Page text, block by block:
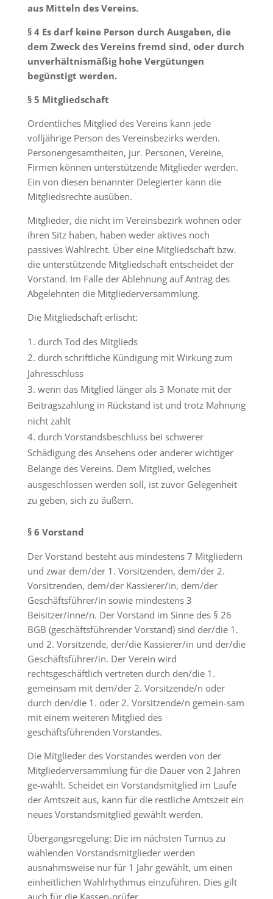
aus Mitteln des Vereins.
§ 4 Es darf keine Person durch Ausgaben, die
dem Zweck des Vereins fremd sind, oder durch
unverhältnismäßig hohe Vergütungen
begünstigt werden.
§ 5 Mitgliedschaft
Ordentliches Mitglied des Vereins kann jede
volljährige Person des Vereinsbezirks werden.
Personengesamtheiten, jur. Personen, Vereine,
Firmen können unterstützende Mitglieder werden.
Ein von diesen benannter Delegierter kann die
Mitgliedsrechte ausüben.
Mitglieder, die nicht im Vereinsbezirk wohnen oder
ihren Sitz haben, haben weder aktives noch
passives Wahlrecht. Über eine Mitgliedschaft bzw.
die unterstützende Mitgliedschaft entscheidet der
Vorstand. Im Falle der Ablehnung auf Antrag des
Abgelehnten die Mitgliederversammlung.
Die Mitgliedschaft erlischt:
durch Tod des Mitglieds
durch schriftliche Kündigung mit Wirkung zum
Jahresschluss
wenn das Mitglied länger als 3 Monate mit der
Beitragszahlung in Rückstand ist und trotz Mahnung
nicht zahlt
durch Vorstandsbeschluss bei schwerer
Schädigung des Ansehens oder anderer wichtiger
Belange des Vereins. Dem Mitglied, welches
ausgeschlossen werden soll, ist zuvor Gelegenheit
zu geben, sich zu äußern.
§ 6 Vorstand
Der Vorstand besteht aus mindestens 7 Mitgliedern
und zwar dem/der 1. Vorsitzenden, dem/der 2.
Vorsitzenden, dem/der Kassierer/in, dem/der
Geschäftsführer/in sowie mindestens 3
Beisitzer/inne/n. Der Vorstand im Sinne des § 26
BGB (geschäftsführender Vorstand) sind der/die 1.
und 2. Vorsitzende, der/die Kassierer/in und der/die
Geschäftsführer/in. Der Verein wird
rechtsgeschäftlich vertreten durch den/die 1.
gemeinsam mit dem/der 2. Vorsitzende/n oder
durch den/die 1. oder 2. Vorsitzende/n gemein-sam
mit einem weiteren Mitglied des
geschäftsführenden Vorstandes.
Die Mitglieder des Vorstandes werden von der
Mitgliederversammlung für die Dauer von 2 Jahren
ge-wählt. Scheidet ein Vorstandsmitglied im Laufe
der Amtszeit aus, kann für die restliche Amtszeit ein
neues Vorstandsmitglied gewählt werden.
Übergangsregelung: Die im nächsten Turnus zu
wählenden Vorstandsmitglieder werden
ausnahmsweise nur für 1 Jahr gewählt, um einen
einheitlichen Wahlrhythmus einzuführen. Dies gilt
auch für die Kassen-prüfer.